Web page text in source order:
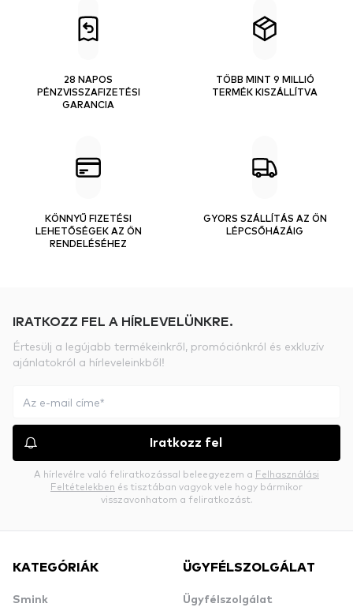
28 NAPOS
PÉNZVISSZAFIZETÉSI
GARANCIA
TÖBB MINT 9 MILLIÓ
TERMÉK KISZÁLLÍTVA
KÖNNYŰ FIZETÉSI
LEHETŐSÉGEK AZ ÖN
RENDELÉSÉHEZ
GYORS SZÁLLÍTÁS AZ ÖN
LÉPCSŐHÁZÁIG
IRATKOZZ FEL A HÍRLEVELÜNKRE.
Értesülj a legújabb termékeinkről, promóciónkról és exkluzív
ajánlatokról a hírleveleinkből!
Iratkozz fel
A hírlevélre való feliratkozással beleegyezem a Felhasználási
Feltételekben és tisztában vagyok vele hogy bármikor
visszavonhatom a feliratkozást.
KATEGÓRIÁK
Smink
ÜGYFÉLSZOLGÁLAT
Ügyfélszolgálat